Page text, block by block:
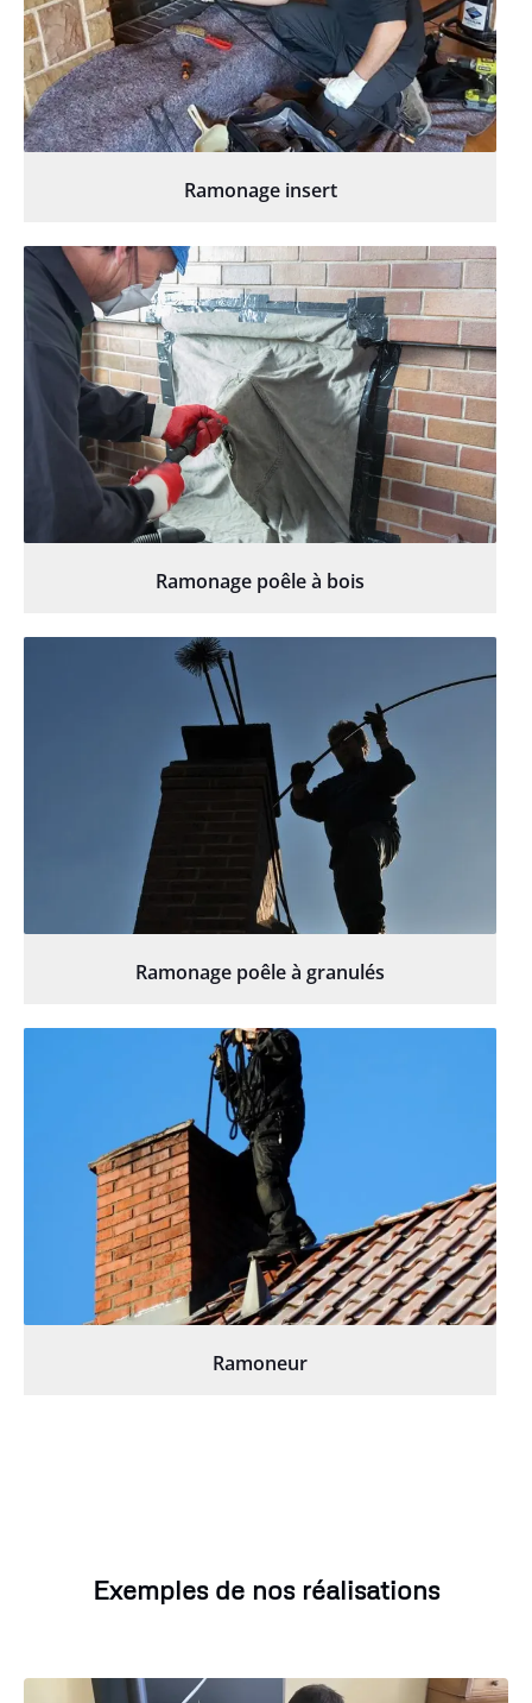
Ramonage insert
Ramonage poêle à bois
Ramonage poêle à granulés
Ramoneur
Exemples de nos réalisations